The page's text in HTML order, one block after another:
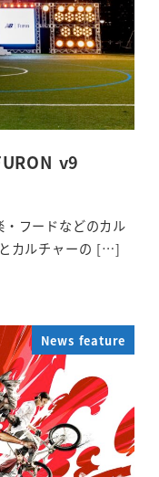
v9
フードなどのカル
カルチャーの […]
News feature